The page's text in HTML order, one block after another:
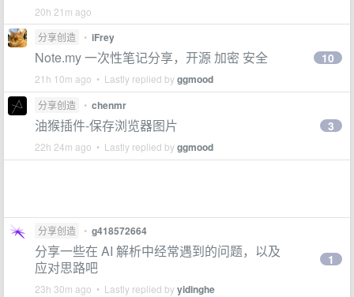
20h 21m ago
分享创造
• iFrey
Note.my 一次性笔记分享，开源 加密 安全
21h 10m ago • Lastly replied byggmood
10
分享创造 • chenmr
油猴插件-保存浏览器图片
22h 24m ago • Lastly replied byggmood
3
分享创造 • g418572664
分享一些在 AI 解析中经常遇到的问题，以及
应对思路吧
23h 30m ago • Lastly replied byyidinghe
1